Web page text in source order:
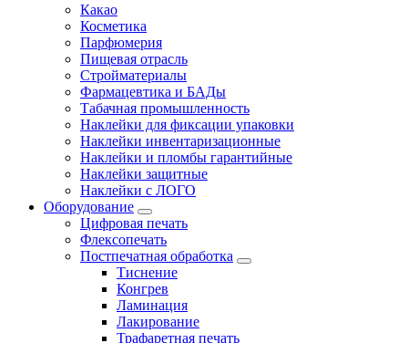
Какао
Косметика
Парфюмерия
Пищевая отрасль
Стройматериалы
Фармацевтика и БАДы
Табачная промышленность
Наклейки для фиксации упаковки
Наклейки инвентаризационные
Наклейки и пломбы гарантийные
Наклейки защитные
Наклейки с ЛОГО
Оборудование
Цифровая печать
Флексопечать
Постпечатная обработка
Тиснение
Конгрев
Ламинация
Лакирование
Трафаретная печать